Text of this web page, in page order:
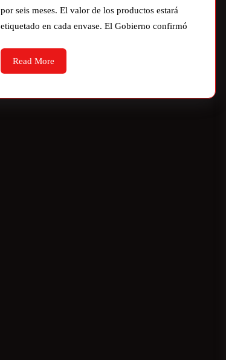
por seis meses. El valor de los productos estará
etiquetado en cada envase. El Gobierno confirmó
Read More